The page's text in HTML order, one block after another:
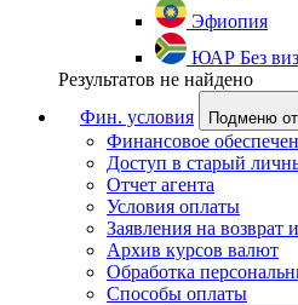
Эфиопия
ЮАР Без виз
Результатов не найдено
Фин. условия
Подменю
Финансовое
Доступ в старый
Отчет агента
Условия оплаты
Заявления на возврат
Архив курсов валют
Обработка
Способы оплаты